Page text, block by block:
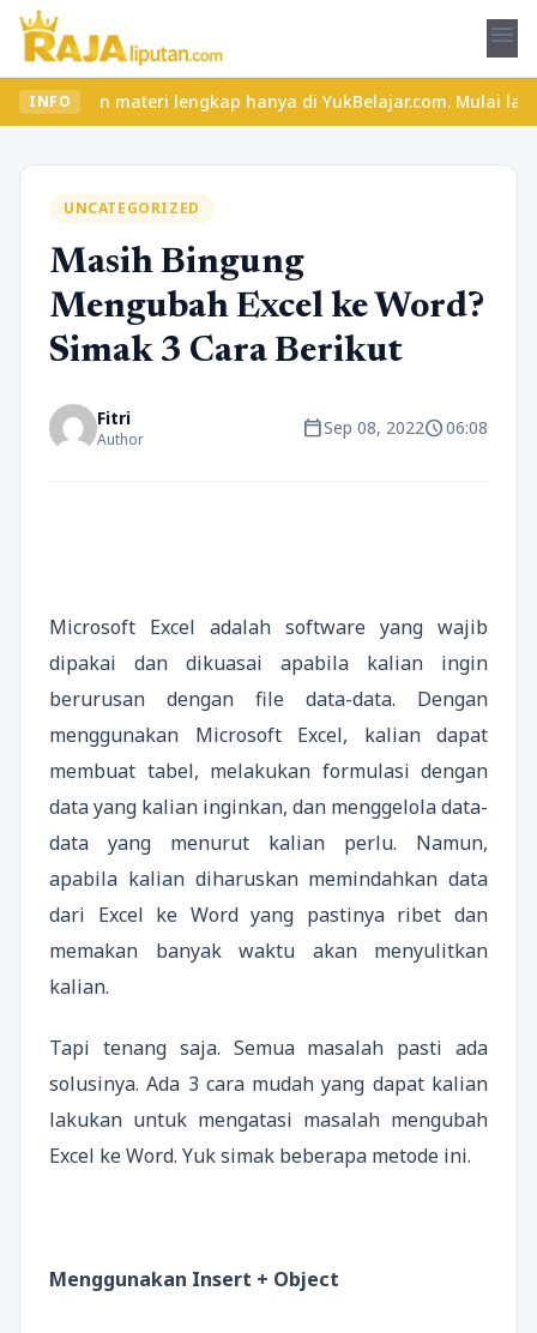
menu
INFO
dan materi lengkap hanya di YukBelajar.com. Mulai
UNCATEGORIZED
Masih Bingung
Mengubah Excel ke Word?
Simak 3 Cara Berikut
Fitri
Author calendar_todaySep 08, 2022schedule06:08
Microsoft Excel adalah software yang wajib
dipakai dan dikuasai apabila kalian ingin
berurusan dengan file data-data. Dengan
menggunakan Microsoft Excel, kalian dapat
membuat tabel, melakukan formulasi dengan
data yang kalian inginkan, dan menggelola data-
data yang menurut kalian perlu. Namun,
apabila kalian diharuskan memindahkan data
dari Excel ke Word yang pastinya ribet dan
memakan banyak waktu akan menyulitkan
kalian.
Tapi tenang saja. Semua masalah pasti ada
solusinya. Ada 3 cara mudah yang dapat kalian
lakukan untuk mengatasi masalah mengubah
Excel ke Word. Yuk simak beberapa metode ini.
Menggunakan Insert + Object